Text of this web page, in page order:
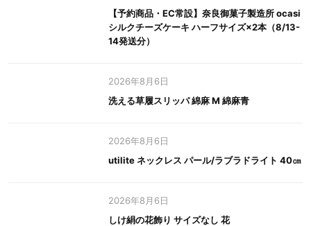
【予約商品・EC常設】奈良御菓子製造所 ocasi
シルクチーズケーキ ハーフサイズ×2本（8/13-
14発送分）
2026年8月6日
洗える草履スリッパ 綿麻 M 綿麻青
2026年8月6日
utilite ネックレス パール/ラブラドライト 40㎝
2026年8月6日
しけ絹の花飾り サイズなし 花